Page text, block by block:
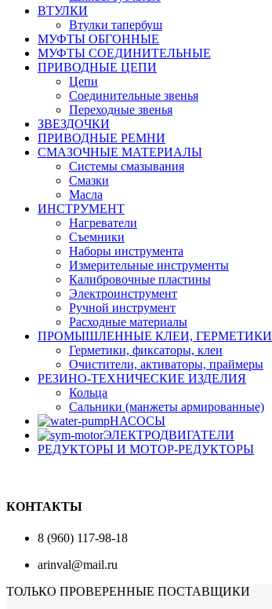
ВТУЛКИ
Втулки тапербуш
МУФТЫ ОБГОННЫЕ
МУФТЫ СОЕДИНИТЕЛЬНЫЕ
ПРИВОДНЫЕ ЦЕПИ
Цепи
Соединительные звенья
Переходные звенья
ЗВЕЗДОЧКИ
ПРИВОДНЫЕ РЕМНИ
СМАЗОЧНЫЕ МАТЕРИАЛЫ
Системы смазывания
Смазки
Масла
ИНСТРУМЕНТ
Нагреватели
Съемники
Наборы инструмента
Измерительные инструменты
Калибровочные пластины
Электроинструмент
Ручной инструмент
Расходные материалы
ПРОМЫШЛЕННЫЕ КЛЕИ, ГЕРМЕТИКИ
Герметики, фиксаторы, клеи
Очистители, активаторы, праймеры
РЕЗИНО-ТЕХНИЧЕСКИЕ ИЗДЕЛИЯ
Кольца
Сальники (манжеты армированные)
НАСОСЫ
ЭЛЕКТРОДВИГАТЕЛИ
РЕДУКТОРЫ И МОТОР-РЕДУКТОРЫ
КОНТАКТЫ
8 (960) 117-98-18
arinval@mail.ru
ТОЛЬКО ПРОВЕРЕННЫЕ ПОСТАВЩИКИ